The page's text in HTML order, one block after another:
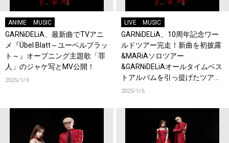
ANIME MUSIC
GARNiDELiA、最新曲でTVアニ
メ『Übel Blatt～ユーベルブラッ
ト～』オープニング主題歌「罪
人」のジャケ写とMV公開！
2025/1/9
LIVE MUSIC
GARNiDELiA、10周年記念ワー
ルドツアー完走！新曲を初披露
&MARiAソロツアー
&GARNiDELiAオールタイムベス
トアルバムを引っ提げたツアー
を発表！
2025/1/6